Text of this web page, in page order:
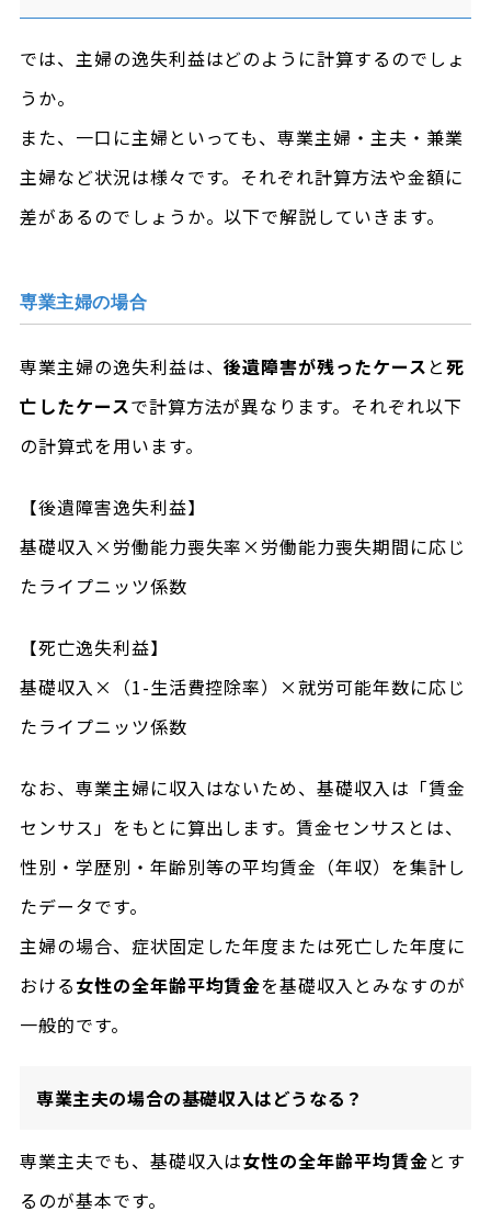
では、主婦の逸失利益はどのように計算するのでしょ
うか。
また、一口に主婦といっても、専業主婦・主夫・兼業
主婦など状況は様々です。それぞれ計算方法や金額に
差があるのでしょうか。以下で解説していきます。
専業主婦の場合
専業主婦の逸失利益は、後遺障害が残ったケース と死
亡したケースで計算方法が異なります。それぞれ以下
の計算式を用います。
【後遺障害逸失利益】
基礎収入×労働能力喪失率×労働能力喪失期間に応じ
たライプニッツ係数
【死亡逸失利益】
基礎収入×（1-生活費控除率）×就労可能年数に応じ
たライプニッツ係数
なお、専業主婦に収入はないため、基礎収入は「賃金
センサス」をもとに算出します。賃金センサスとは、
性別・学歴別・年齢別等の平均賃金（年収）を集計し
たデータです。
主婦の場合、症状固定した年度または死亡した年度に
おける女性の全年齢平均賃金を基礎収入とみなすのが
一般的です。
専業主夫の場合の基礎収入はどうなる？
専業主夫でも、基礎収入は女性の全年齢平均賃金とす
るのが基本です。